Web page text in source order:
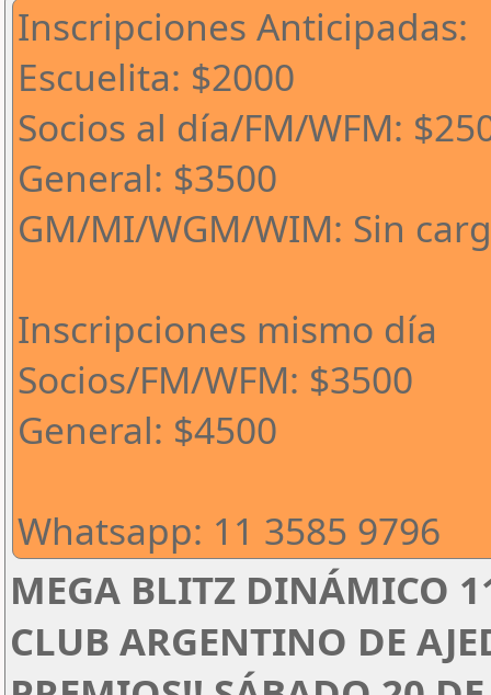
Inscripciones Anticipadas:
Escuelita: $2000
Socios al día/FM/WFM:
General: $3500
GM/MI/WGM/WIM: Sin
Inscripciones mismo día
Socios/FM/WFM: $3500
General: $4500
Whatsapp: 11 3585 9796
MEGA BLITZ DINÁMICO
CLUB ARGENTINO DE